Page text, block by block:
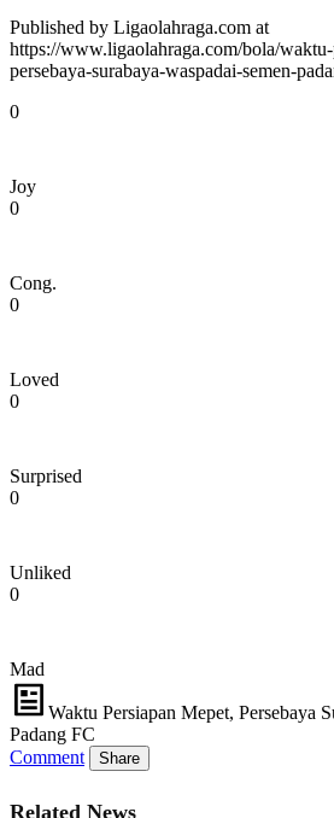
Published by Ligaolahraga.com at
https://www.ligaolahraga.com/bola/
persebaya-surabaya-waspadai-semen-
0
Joy
0
Cong.
0
Loved
0
Surprised
0
Unliked
0
Mad
Waktu Persiapan Mepet, Persebaya
Padang FC
Comment
Share
Related News